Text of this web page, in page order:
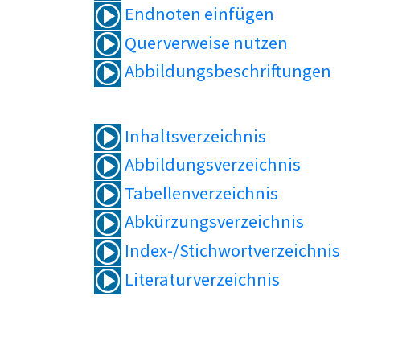
Endnoten einfügen
Querverweise nutzen
Abbildungsbeschriftungen
Inhaltsverzeichnis
Abbildungsverzeichnis
Tabellenverzeichnis
Abkürzungsverzeichnis
Index-/Stichwortverzeichnis
Literaturverzeichnis